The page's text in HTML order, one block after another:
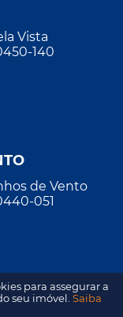
Vista
140
de Vento
051
para assegurar a
seu imóvel. Saiba